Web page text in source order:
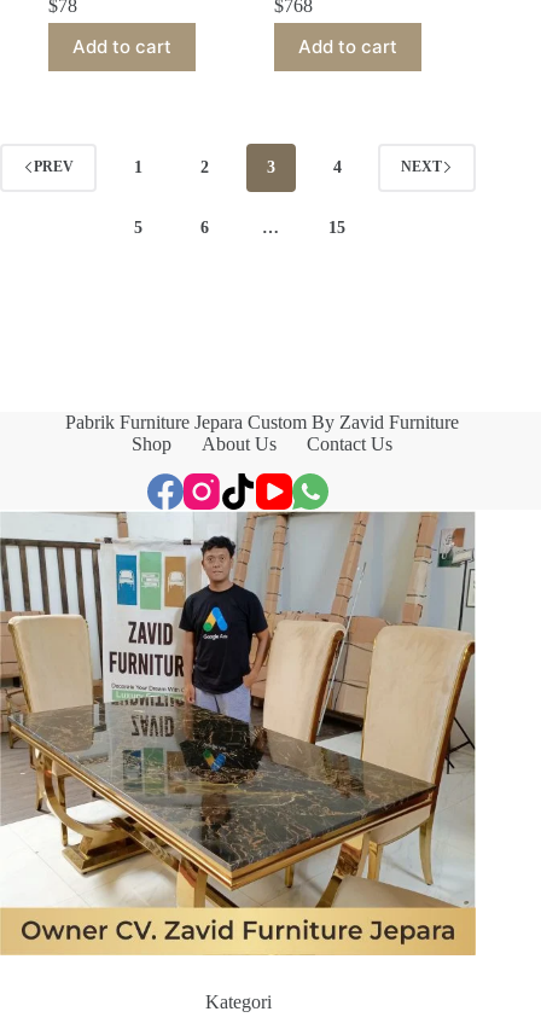
$78
Add to cart
$768
Add to cart
PREV 1 2 3 4
5 6 … 15
NEXT
Pabrik Furniture Jepara Custom By Zavid Furniture
Shop
About Us Contact Us
Kategori